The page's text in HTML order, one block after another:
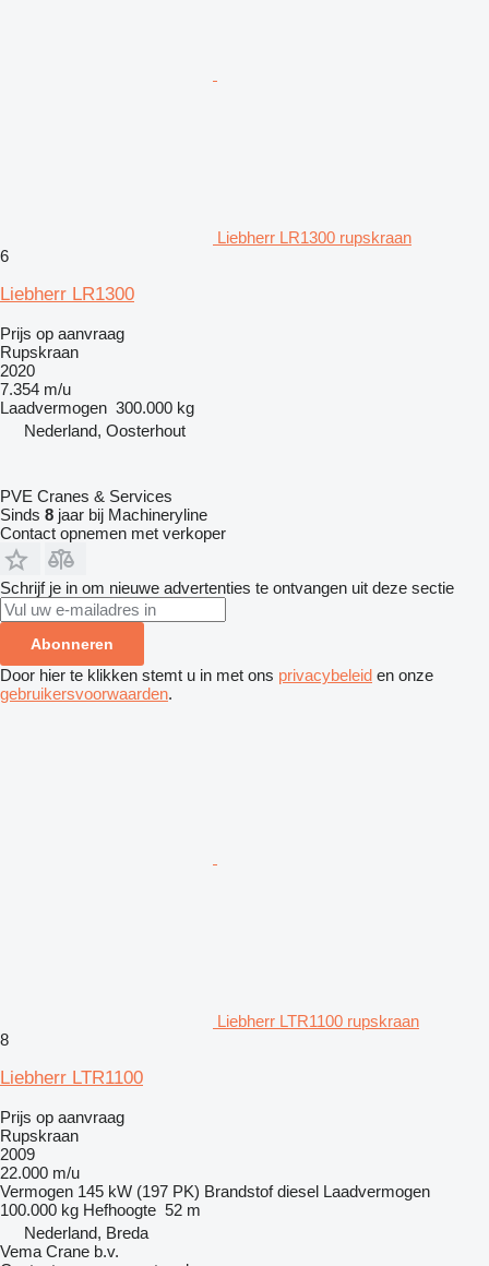
Liebherr LR1300 rupskraan
6
Liebherr LR1300
Prijs op aanvraag
Rupskraan
2020
7.354 m/u
Laadvermogen 300.000 kg
Nederland, Oosterhout
PVE Cranes & Services
Sinds 8 jaar bij Machineryline
Contact opnemen met verkoper
Schrijf je in om nieuwe advertenties te ontvangen uit deze sectie
Abonneren
Door hier te klikken stemt u in met ons privacybeleid en onze
gebruikersvoorwaarden.
Liebherr LTR1100 rupskraan
8
Liebherr LTR1100
Prijs op aanvraag
Rupskraan
2009
22.000 m/u
Vermogen 145 kW (197 PK) Brandstof diesel Laadvermogen
100.000 kg Hefhoogte 52 m
Nederland, Breda
Vema Crane b.v.